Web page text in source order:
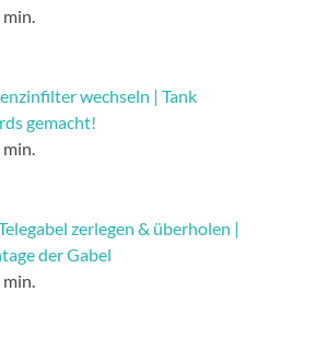
wechseln | Tank
gemacht!
zerlegen & überholen |
der Gabel